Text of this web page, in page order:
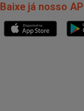
Baixe já nosso